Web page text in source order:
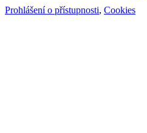
Prohlášení o přístupnosti, Cookies